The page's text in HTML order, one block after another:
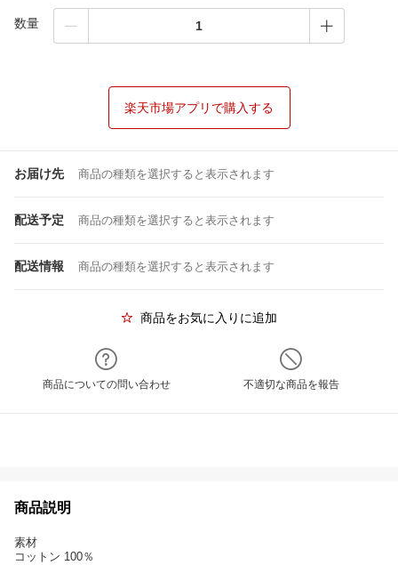
数量
楽天市場アプリで購入する
お届け先 商品の種類を選択すると表示されます
配送予定 商品の種類を選択すると表示されます
配送情報 商品の種類を選択すると表示されます
商品をお気に入りに追加
商品についての問い合わせ 不適切な商品を報告
商品説明
素材
コットン 100％